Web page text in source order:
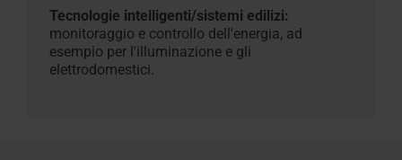
Tecnologie intelligenti/sistemi edilizi:
monitoraggio e controllo dell'energia, ad
esempio per l'illuminazione e gli
elettrodomestici.